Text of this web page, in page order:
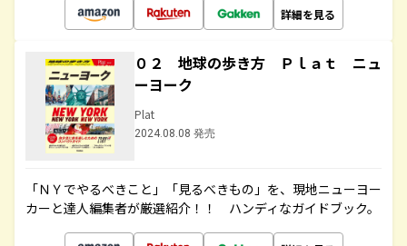
詳細を見る
０２ 地球の歩き方 Ｐｌａｔ ニュ
ーヨーク
Plat
2024.08.08 発売
「ＮＹでやるべきこと」「見るべきもの」を、現地ニューヨー
カーと達人編集者が厳選紹介！！ ハンディなガイドブック。